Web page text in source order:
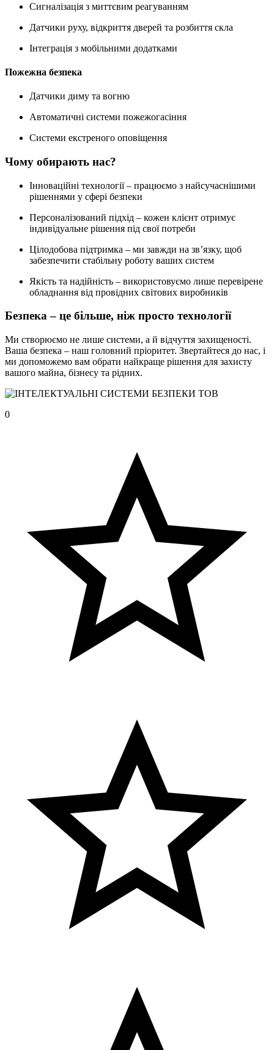
Сигналізація з миттєвим реагуванням
Датчики руху, відкриття дверей та розбиття скла
Інтеграція з мобільними додатками
Пожежна безпека
Датчики диму та вогню
Автоматичні системи пожежогасіння
Системи екстреного оповіщення
Чому обирають нас?
Інноваційні технології – працюємо з найсучаснішими
рішеннями у сфері безпеки
Персоналізований підхід – кожен клієнт отримує
індивідуальне рішення під свої потреби
Цілодобова підтримка – ми завжди на зв’язку, щоб
забезпечити стабільну роботу ваших систем
Якість та надійність – використовуємо лише перевірене
обладнання від провідних світових виробників
Безпека – це більше, ніж просто технології
Ми створюємо не лише системи, а й відчуття захищеності.
Ваша безпека – наш головний пріоритет. Звертайтеся до нас, і
ми допоможемо вам обрати найкраще рішення для захисту
вашого майна, бізнесу та рідних.
0